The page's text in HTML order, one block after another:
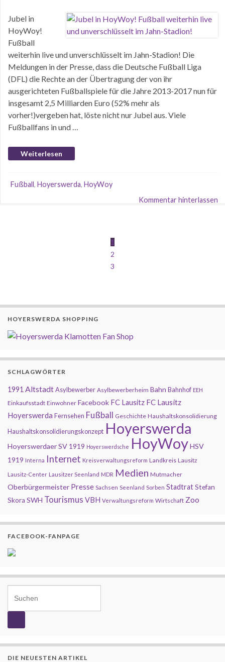
Jubel in
HoyWoy!
Fußball
weiterhin live und unverschlüsselt im Jahn-Stadion! Die
Meldungen in der Presse, dass die Deutsche Fußball Liga
(DFL) die Rechte an der Übertragung der von ihr
ausgerichteten Fußballspiele für die Jahre 2013-2017 nun für
insgesamt 2,5 Milliarden Euro (52% mehr als
vorher!)vergeben hat, löste nicht nur Jubel aus. Viele
Fußballfans in und …
Weiterlesen
Fußball, Hoyerswerda, HoyWoy
Kommentar hinterlassen
1
2
3
HOYERSWERDA SHOPPING
SCHLAGWÖRTER
1991 AltstadtAsylbewerber Asylbewerberheim Bahn Bahnhof EEH
Einkaufsstadt Einwohner Facebook FC Lausitz FC Lausitz
Hoyerswerda Fernsehen Fußball Geschichte Haushaltskonsolidierung
Haushaltskonsolidierungskonzept Hoyerswerda
Hoyerswerdaer SV 1919 Hoyerswerdsche HoyWoyHSV
1919 Interna Internet Kreisverwaltungsreform Landkreis Lausitz
Lausitz-Center Lausitzer Seenland MDR Medien Mutmacher
Oberbürgermeister Presse Sachsen Seenland Sorben StadtratStefan
Skora SWH Tourismus VBH Verwaltungsreform Wirtschaft Zoo
FACEBOOK-FANPAGE
DIE NEUESTEN ARTIKEL